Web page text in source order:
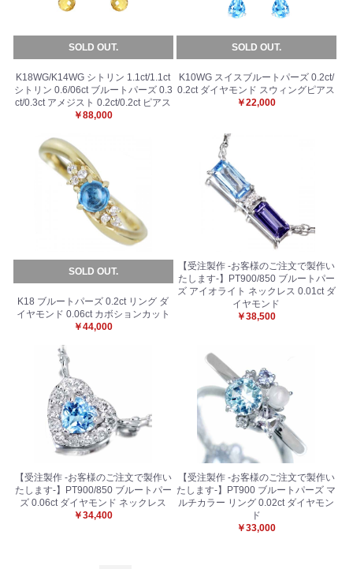
SOLD OUT.
K18WG/K14WG シトリン 1.1ct/1.1ct
シトリン 0.6/06ct ブルートパーズ 0.3
ct/0.3ct アメジスト 0.2ct/0.2ct ピアス
￥88,000
SOLD OUT.
K10WG スイスブルートパーズ 0.2ct/
0.2ct ダイヤモンド スウィングピアス
￥22,000
SOLD OUT.
K18 ブルートパーズ 0.2ct リング ダ
イヤモンド 0.06ct カボションカット
￥44,000
【受注製作 -お客様のご注文で製作い
たします-】PT900/850 ブルートパー
ズ アイオライト ネックレス 0.01ct ダ
イヤモンド
￥38,500
【受注製作 -お客様のご注文で製作い
たします-】PT900/850 ブルートパー
ズ 0.06ct ダイヤモンド ネックレス
￥34,400
【受注製作 -お客様のご注文で製作い
たします-】PT900 ブルートパーズ マ
ルチカラー リング 0.02ct ダイヤモン
ド
￥33,000